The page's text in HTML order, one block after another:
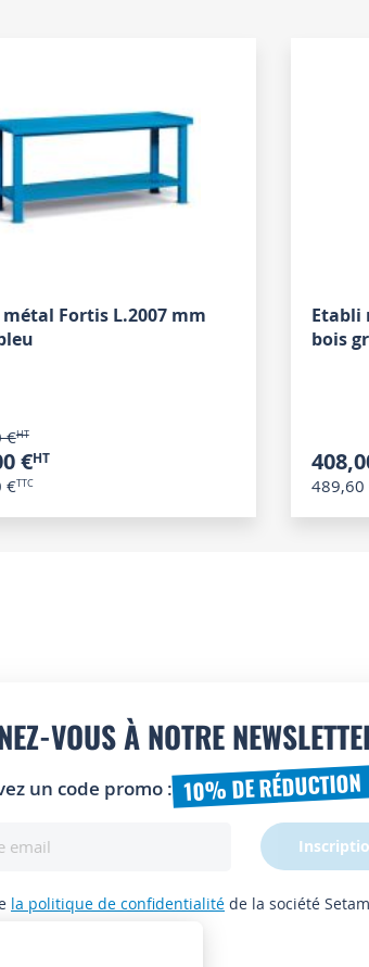
Fortis L.2007 mm
€
€
€
Etabli
bois
489,60
VOUS À NOTRE
un code promo : 10% DE RÉDUCTION
la politique de confidentialité de la société Setam